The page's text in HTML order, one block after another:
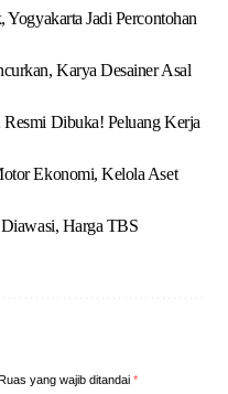
Jadi Percontohan
Karya Desainer Asal
Dibuka! Peluang Kerja
Ekonomi, Kelola Aset
Harga TBS
Ruas yang wajib ditandai *